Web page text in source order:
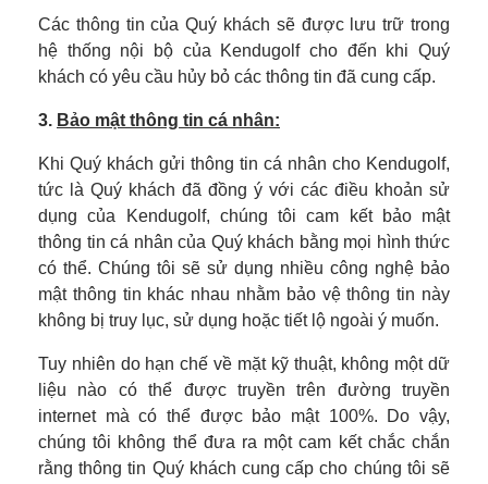
Các thông tin của Quý khách sẽ được lưu trữ trong
hệ thống nội bộ của Kendugolf cho đến khi Quý
khách có yêu cầu hủy bỏ các thông tin đã cung cấp.
3. Bảo mật thông tin cá nhân:
Khi Quý khách gửi thông tin cá nhân cho Kendugolf,
tức là Quý khách đã đồng ý với các điều khoản sử
dụng của Kendugolf, chúng tôi cam kết bảo mật
thông tin cá nhân của Quý khách bằng mọi hình thức
có thể. Chúng tôi sẽ sử dụng nhiều công nghệ bảo
mật thông tin khác nhau nhằm bảo vệ thông tin này
không bị truy lục, sử dụng hoặc tiết lộ ngoài ý muốn.
Tuy nhiên do hạn chế về mặt kỹ thuật, không một dữ
liệu nào có thể được truyền trên đường truyền
internet mà có thể được bảo mật 100%. Do vậy,
chúng tôi không thể đưa ra một cam kết chắc chắn
rằng thông tin Quý khách cung cấp cho chúng tôi sẽ